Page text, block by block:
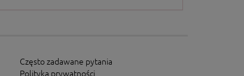
Często zadawane pytania
Polityka prywatności